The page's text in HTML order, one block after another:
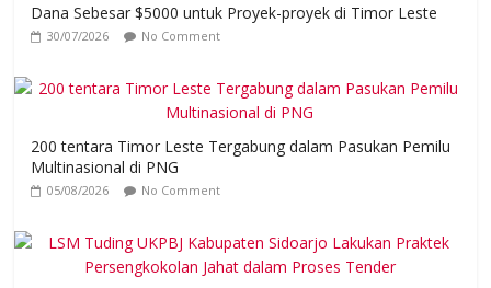
Dana Sebesar $5000 untuk Proyek-proyek di Timor Leste
30/07/2026 No Comment
200 tentara Timor Leste Tergabung dalam Pasukan Pemilu
Multinasional di PNG
05/08/2026 No Comment